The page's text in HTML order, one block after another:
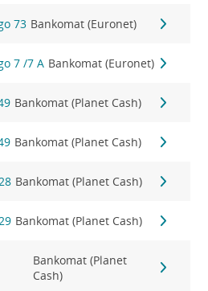
73 Bankomat (Euronet)
7 /7 A Bankomat (Euronet)
Bankomat (Planet Cash)
Bankomat (Planet Cash)
Bankomat (Planet Cash)
Bankomat (Planet Cash)
Bankomat (Planet
Cash)